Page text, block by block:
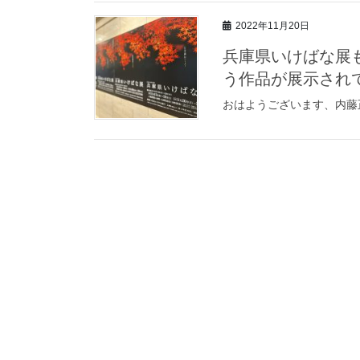
2022年11月20日
兵庫県いけばな展
う作品が展示され
おはようございます、内